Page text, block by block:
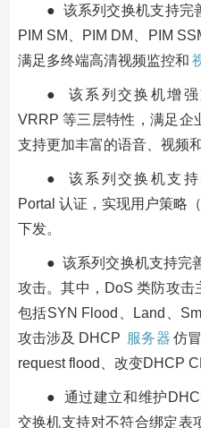
● 该系列交换机支持完
PIM SM、PIM DM、PIM
满足多终端高清视频监控和
● 该系列交换机增强
VRRP 等三层特性，满足企
支持更加丰富的语音、视频
● 该系列交换机支持
Portal 认证，实现用户策略
下发。
● 该系列交换机支持完
攻击。其中，DoS 类防攻击
包括SYN Flood、Land、
攻击涉及 DHCP 服务器 仿
request flood、改变DHCP
● 通过建立和维护
交换机支持对不符合绑定表